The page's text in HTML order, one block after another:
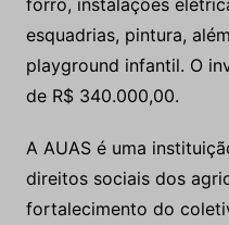
forro, instalações
esquadrias, pintura,
playground infantil. O
de R$ 340.000,00.
A AUAS é uma
direitos sociais dos
fortalecimento do